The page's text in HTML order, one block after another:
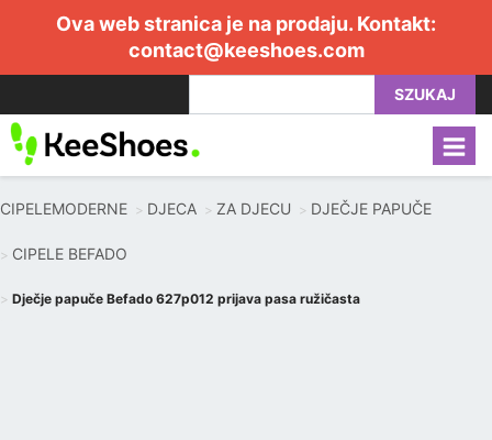
Ova web stranica je na prodaju. Kontakt:
contact@keeshoes.com
SZUKAJ
CIPELEMODERNE DJECA ZA DJECU DJEČJE PAPUČE
CIPELE BEFADO
Dječje papuče Befado 627p012 prijava pasa ružičasta